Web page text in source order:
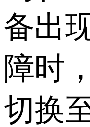
备出
障时
切换